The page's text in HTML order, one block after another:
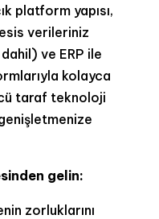
platform yapısı,
verileriniz
ve ERP ile
kolayca
taraf teknoloji
gelin:
zorluklarını